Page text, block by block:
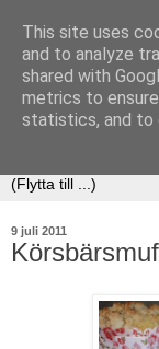
9 juli 2011
This site uses
and to analyze
shared with
metrics to
statistics, and to